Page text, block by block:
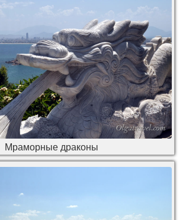
Мраморные драконы